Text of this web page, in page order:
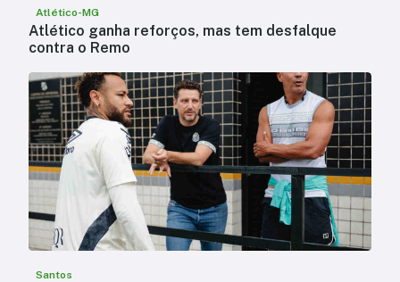
Atlético-MG
Atlético ganha reforços, mas tem desfalque
contra o Remo
Santos